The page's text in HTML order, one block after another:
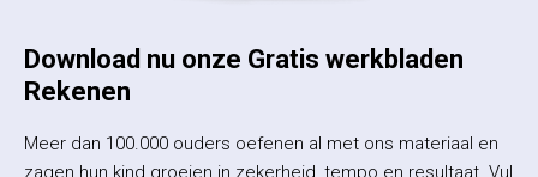
Download nu onze Gratis werkbladen
Rekenen
Meer dan 100.000 ouders oefenen al met ons materiaal en
zagen hun kind groeien in zekerheid, tempo en resultaat. Vul